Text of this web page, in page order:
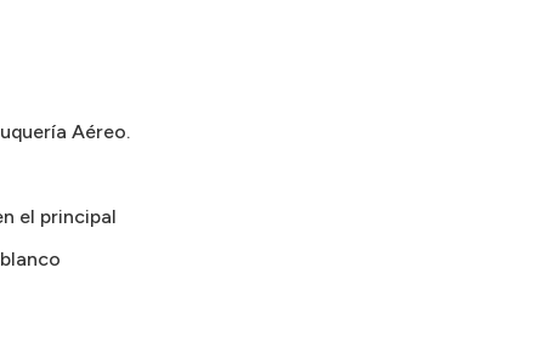
Aéreo.
el principal